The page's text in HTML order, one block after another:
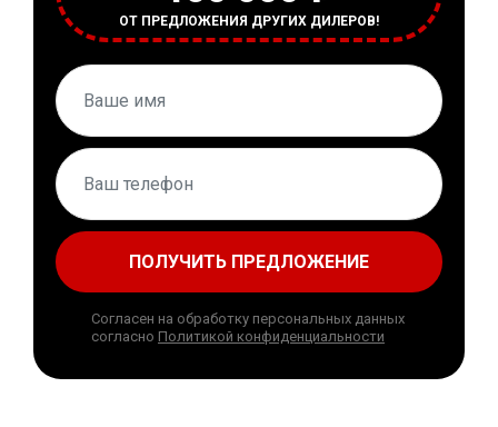
ОТ ПРЕДЛОЖЕНИЯ ДРУГИХ ДИЛЕРОВ!
ПОЛУЧИТЬ ПРЕДЛОЖЕНИЕ
Согласен на обработку персональных данных
согласно Политикой конфиденциальности